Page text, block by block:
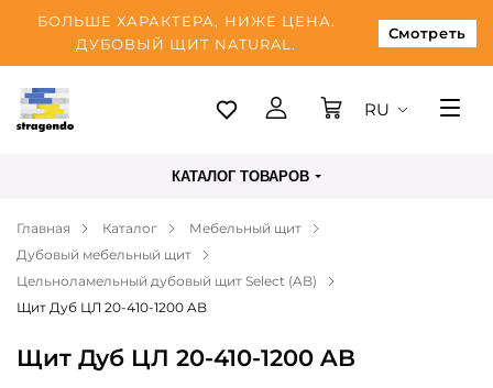
БОЛЬШЕ ХАРАКТЕРА, НИЖЕ ЦЕНА.
ДУБОВЫЙ ЩИТ NATURAL.
Смотреть
Таллинн
Оплата
О нас
Блог
Контакты
RU
КАТАЛОГ ТОВАРОВ
Главная Каталог
Мебельный щит
Дубовый мебельный щит
Цельноламельный дубовый щит Select (AB)
Щит Дуб ЦЛ 20-410-1200 AB
Щит Дуб ЦЛ 20-410-1200 AB